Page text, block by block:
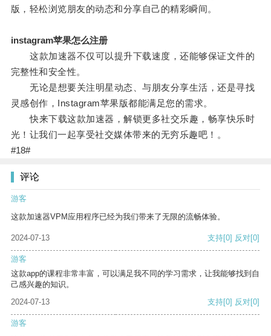
版，轻松浏览朋友的动态和分享自己的精彩瞬间。
instagram苹果怎么注册
这款加速器不仅可以提升下载速度，还能够保证文件的
完整性和安全性。
无论是想要关注明星动态、与朋友分享生活，还是寻找
灵感创作，Instagram苹果版都能满足您的需求。
快来下载这款加速器，解锁更多社交乐趣，畅享快乐时
光！让我们一起享受社交媒体带来的无穷乐趣吧！。
#18#
评论
游客
这款加速器VPM应用程序已经为我们带来了无限的流畅体验。
2024-07-13 支持[0] 反对[0]
游客
这款app的课程非常丰富，可以满足我不同的学习需求，让我能够找到自
己感兴趣的知识。
2024-07-13
支持[0] 反对[0]
游客